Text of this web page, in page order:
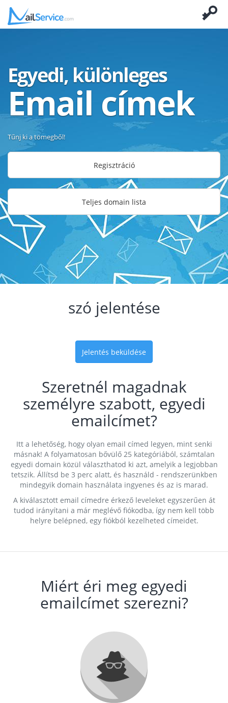
Egyedi, különleges
Email címek
Tűnj ki a tömegből!
Regisztráció
Teljes domain lista
szó jelentése
Jelentés beküldése
Szeretnél magadnak
személyre szabott, egyedi
emailcímet?
Itt a lehetőség, hogy olyan email címed legyen, mint senki
másnak! A folyamatosan bővülő 25 kategóriából, számtalan
egyedi domain közül választhatod ki azt, amelyik a legjobban
tetszik. Állítsd be 3 perc alatt, és használd - rendszerünkben
mindegyik domain használata ingyenes és az is marad.
A kiválasztott email címedre érkező leveleket egyszerűen át
tudod irányítani a már meglévő fiókodba, így nem kell több
helyre belépned, egy fiókból kezelheted címeidet.
Miért éri meg egyedi
emailcímet szerezni?